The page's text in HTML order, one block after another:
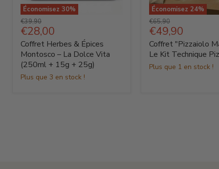
Économisez 30%
Coffret
Herbes
&
Épices
Montosco
–
La
Dolce
Prix
d'origine
€39,90
Prix
actuel
€28,00
Coffret Herbes & Épices
Montosco – La Dolce Vita
(250ml + 15g + 25g)
Plus que 3 en stock !
Économisez 24%
Coffret
"Pizzaiolo
Maestro"
:
Le
Kit
Technique
Prix
d'origine
€65,90
Prix
actuel
€49,90
Coffret "Pizzaiolo
Le Kit Technique
Plus que 1 en stock !